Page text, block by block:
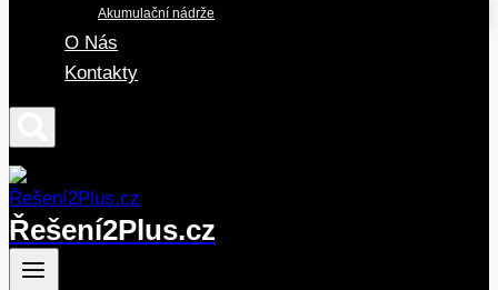
Akumulační nádrže
O Nás
Kontakty
Řešení2Plus.cz